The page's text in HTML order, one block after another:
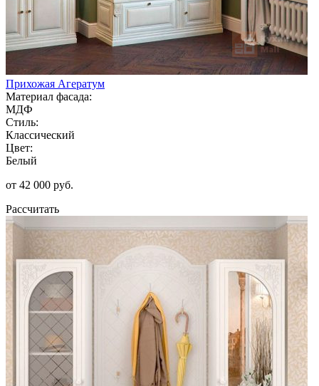
Прихожая Агератум
Материал фасада:
МДФ
Стиль:
Классический
Цвет:
Белый
от 42 000 руб.
Рассчитать